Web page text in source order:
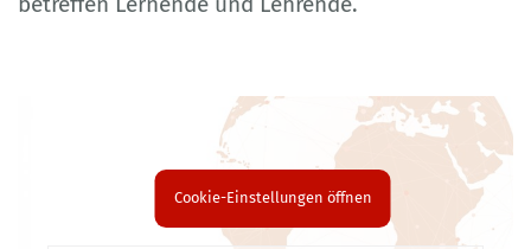
Cookie-Einstellungen öffnen